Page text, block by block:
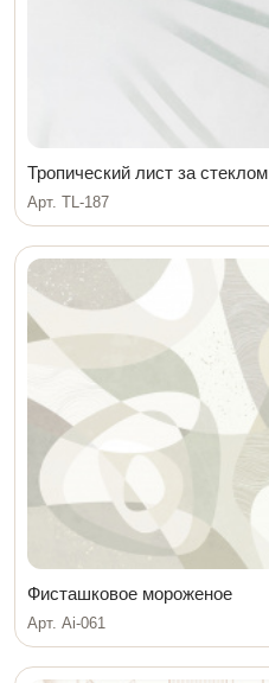
Тропический лист за стеклом
Арт. TL-187
Фисташковое мороженое
Арт. Ai-061